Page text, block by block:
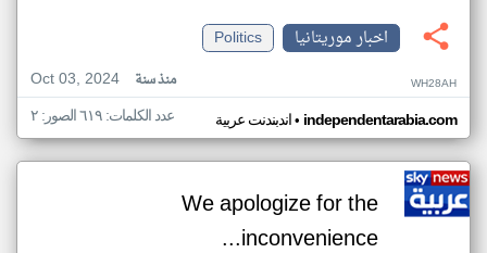
اخبار موريتانيا
Politics
Oct 03, 2024
منذ سنة WH28AH
اندبندنت عربية• independentarabia.com عدد الكلمات: ٦١٩ الصور: ٢
We apologize for the
inconvenience...